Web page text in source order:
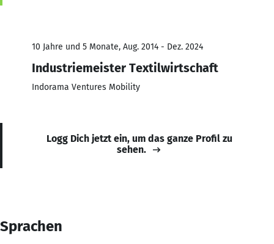
10 Jahre und 5 Monate, Aug. 2014 - Dez. 2024
Industriemeister Textilwirtschaft
Indorama Ventures Mobility
Logg Dich jetzt ein, um das ganze Profil zu
sehen.
Sprachen